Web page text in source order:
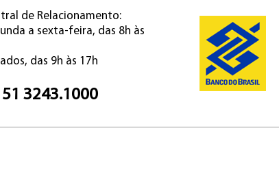
de Relacionamento:
a sexta-feira, das 8h às
das 9h às 17h
51 3243.1000